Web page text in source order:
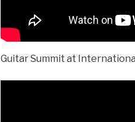
Guitar Summit at